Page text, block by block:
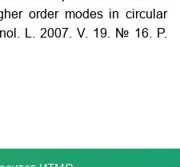
order modes in circular
L. 2007. V. 19. № 16. P.